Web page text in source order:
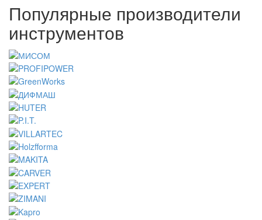
Популярные производители
инструментов